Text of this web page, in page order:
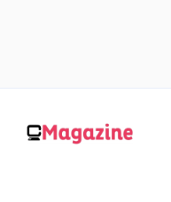
contenuto